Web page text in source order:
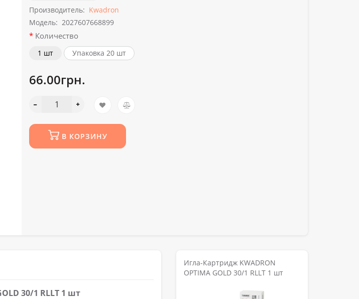
Производитель: Kwadron
Модель: 2027607668899
Количество
1 шт Упаковка 20 шт
66.00грн.
В КОРЗИНУ
30/1 RLLT 1 шт
Игла-Картридж KWADRON
OPTIMA GOLD 30/1 RLLT 1 шт